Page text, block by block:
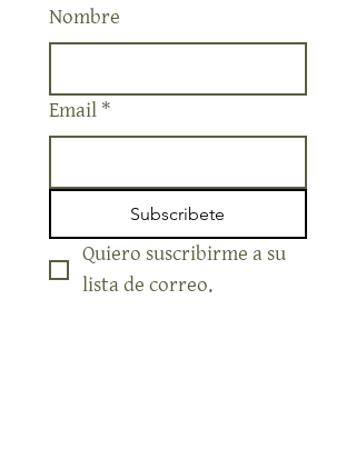
Nombre
Email *
Subscribete
Quiero suscribirme a su
lista de correo.